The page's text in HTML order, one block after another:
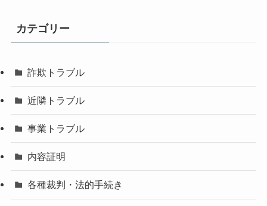
カテゴリー
詐欺トラブル
近隣トラブル
事業トラブル
内容証明
各種裁判・法的手続き